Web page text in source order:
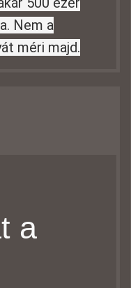
Nem a
méri majd.
a